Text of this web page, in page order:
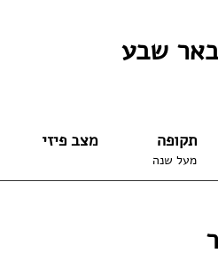
מצב פיזי תקופה
מעל שנה